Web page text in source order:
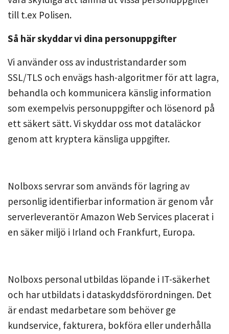
till t.ex Polisen.
Så här skyddar vi dina personuppgifter
Vi använder oss av industristandarder som
SSL/TLS och envägs hash-algoritmer för att lagra,
behandla och kommunicera känslig information
som exempelvis personuppgifter och lösenord på
ett säkert sätt. Vi skyddar oss mot dataläckor
genom att kryptera känsliga uppgifter.
Nolboxs servrar som används för lagring av
personlig identifierbar information är genom vår
serverleverantör Amazon Web Services placerat i
en säker miljö i Irland och Frankfurt, Europa.
Nolboxs personal utbildas löpande i IT-säkerhet
och har utbildats i dataskyddsförordningen. Det
är endast medarbetare som behöver ge
kundservice, fakturera, bokföra eller underhålla